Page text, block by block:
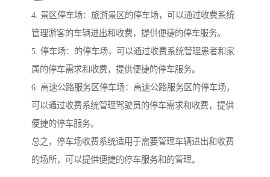
4. 景区停车场：旅游景区的停车场，可以通过收费系统
管理游客的车辆进出和收费，提供便捷的停车服务。
5. 停车场：的停车场，可以通过收费系统管理患者和家
属的停车需求和收费，提供便捷的停车服务。
6. 高速公路服务区停车场：高速公路服务区的停车场，
可以通过收费系统管理驾驶员的停车需求和收费，提供
便捷的停车服务。
总之，停车场收费系统适用于需要管理车辆进出和收费
的场所，可以提供便捷的停车服务和的管理。